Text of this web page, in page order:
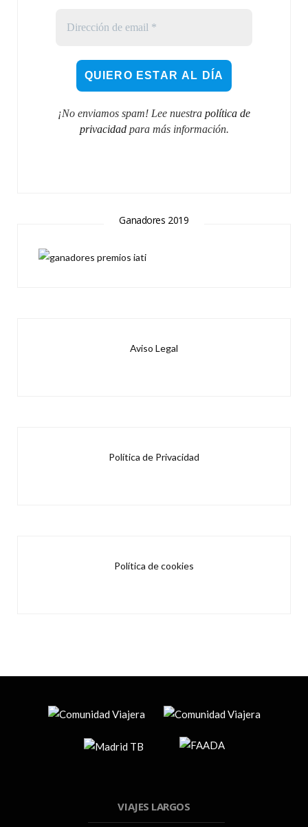
¡No enviamos spam! Lee nuestra política de
privacidadpara más información.
Ganadores 2019
Aviso Legal
Política de Privacidad
Política de cookies
VIAJES LARGOS